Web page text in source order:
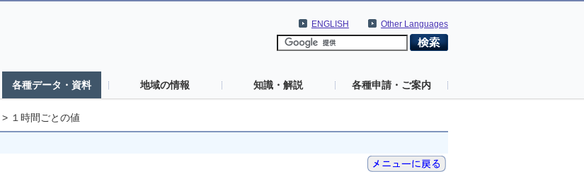
Other Languages
ENGLISH
各種データ・資料 地域の情報 知識・解説 各種申請・ご案内
> １時間ごとの値